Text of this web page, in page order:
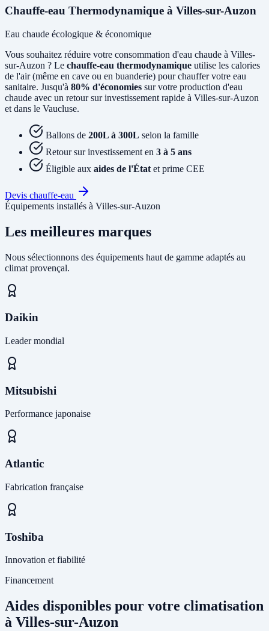
Chauffe-eau Thermodynamique à Villes-sur-Auzon
Eau chaude écologique & économique
Vous souhaitez réduire votre consommation d'eau chaude à Villes-
sur-Auzon ? Le chauffe-eau thermodynamique utilise les calories
de l'air (même en cave ou en buanderie) pour chauffer votre eau
sanitaire. Jusqu'à 80% d'économies sur votre production d'eau
chaude avec un retour sur investissement rapide à Villes-sur-Auzon
et dans le Vaucluse.
Ballons de 200L à 300L selon la famille
Retour sur investissement en 3 à 5 ans
Éligible aux aides de l'État et prime CEE
Devis chauffe-eau
Équipements installés à Villes-sur-Auzon
Les meilleures marques
Nous sélectionnons des équipements haut de gamme adaptés au
climat provençal.
Daikin
Leader mondial
Mitsubishi
Performance japonaise
Atlantic
Fabrication française
Toshiba
Innovation et fiabilité
Financement
Aides disponibles pour votre climatisation
à Villes-sur-Auzon